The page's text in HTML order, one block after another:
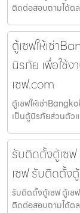
ติดต่อสอบถามได้ต
ตู้เซฟให้เช่า
นิรภัย เพื่อใช้
เซฟ.com
ตู้เซฟให้เช่า
เป็นตู้นิรภัยส่วนตัว
รับติดตั้งตู้เซฟ
เซฟ รับติดตั้ง
รับติดตั้งตู้เซฟ ตู้เซ
ติดต่อสอบถามได้ต